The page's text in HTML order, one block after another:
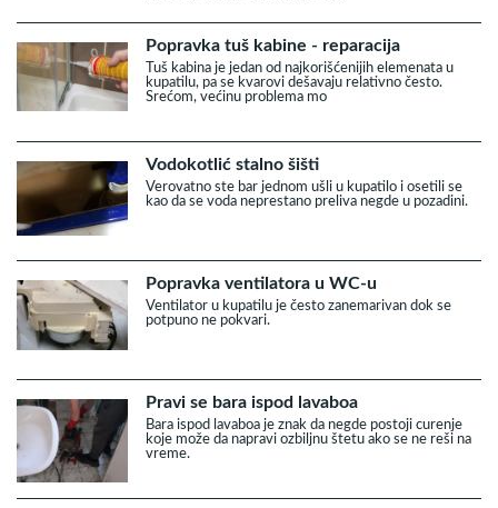
Popravka tuš kabine - reparacija
Tuš kabina je jedan od najkorišćenijih elemenata u
kupatilu, pa se kvarovi dešavaju relativno često.
Srećom, većinu problema mo
Vodokotlić stalno šišti
Verovatno ste bar jednom ušli u kupatilo i osetili se
kao da se voda neprestano preliva negde u pozadini.
Popravka ventilatora u WC-u
Ventilator u kupatilu je često zanemarivan dok se
potpuno ne pokvari.
Pravi se bara ispod lavaboa
Bara ispod lavaboa je znak da negde postoji curenje
koje može da napravi ozbiljnu štetu ako se ne reši na
vreme.